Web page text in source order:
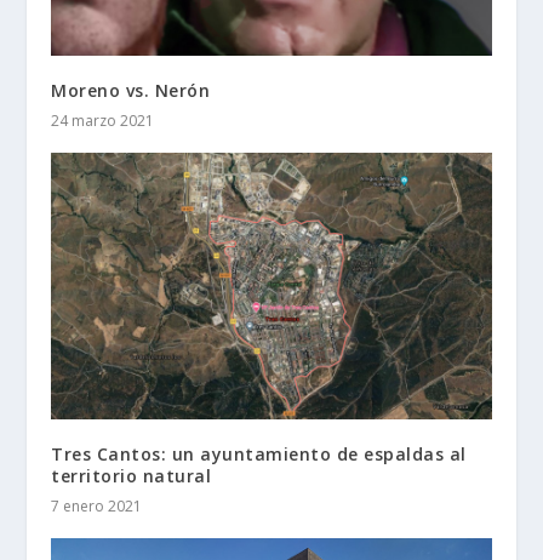
Moreno vs. Nerón
24 marzo 2021
Tres Cantos: un ayuntamiento de espaldas al
territorio natural
7 enero 2021